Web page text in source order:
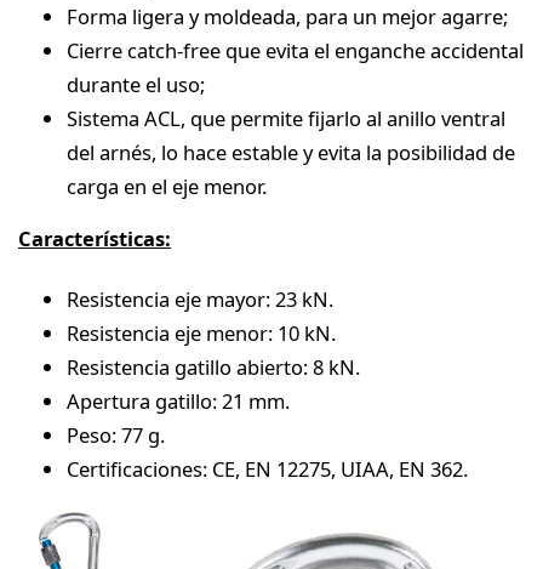
Forma ligera y moldeada, para un mejor agarre;
Cierre catch-free que evita el enganche accidental
durante el uso;
Sistema ACL, que permite fijarlo al anillo ventral
del arnés, lo hace estable y evita la posibilidad de
carga en el eje menor.
Características:
Resistencia eje mayor: 23 kN.
Resistencia eje menor: 10 kN.
Resistencia gatillo abierto: 8 kN.
Apertura gatillo: 21 mm.
Peso: 77 g.
Certificaciones: CE, EN 12275, UIAA, EN 362.